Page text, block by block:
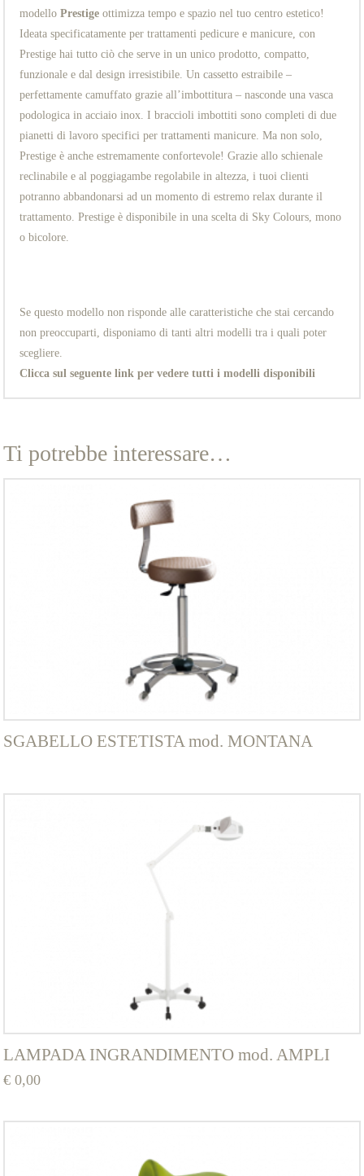
modello Prestigeottimizza tempo e spazio nel tuo centro estetico!
Ideata specificatamente per trattamenti pedicure e manicure, con
Prestige hai tutto ciò che serve in un unico prodotto, compatto,
funzionale e dal design irresistibile. Un cassetto estraibile –
perfettamente camuffato grazie all’imbottitura – nasconde una vasca
podologica in acciaio inox. I braccioli imbottiti sono completi di due
pianetti di lavoro specifici per trattamenti manicure. Ma non solo,
Prestige è anche estremamente confortevole! Grazie allo schienale
reclinabile e al poggiagambe regolabile in altezza, i tuoi clienti
potranno abbandonarsi ad un momento di estremo relax durante il
trattamento. Prestige è disponibile in una scelta di Sky Colours, mono
o bicolore.
Se questo modello non risponde alle caratteristiche che stai cercando
non preoccuparti, disponiamo di tanti altri modelli tra i quali poter
scegliere.
Clicca sul seguente link per vedere tutti i modelli disponibili
Ti potrebbe interessare…
SGABELLO ESTETISTA mod. MONTANA
LAMPADA INGRANDIMENTO mod. AMPLI
€ 0,00